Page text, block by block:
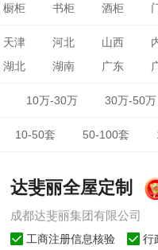
橱柜 书柜 酒柜
天津 河北 山西
湖北 湖南 广东
10万-30万 30万-50万
10-50套 50-100套
达斐丽全屋定制
成都达斐丽集团有限公司
工商注册信息核验 行